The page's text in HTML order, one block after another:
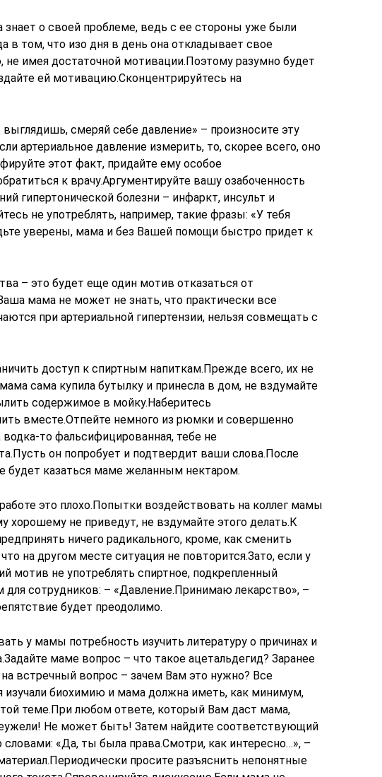
о своей проблеме, ведь с ее стороны уже были
в том, что изо дня в день она откладывает свое
не имея достаточной мотивации.Поэтому разумно будет
ей мотивацию.Сконцентрируйтесь на
смеряй себе давление» – произносите эту
артериальное давление измерить, то, скорее всего, оно
этот факт, придайте ему особое
к врачу.Аргументируйте вашу озабоченность
гипертонической болезни – инфаркт, инсульт и
не употреблять, например, такие фразы: «У тебя
уверены, мама и без Вашей помощи быстро придет к
– это будет еще один мотив отказаться от
мама не может не знать, что практически все
при артериальной гипертензии, нельзя совмещать с
доступ к спиртным напиткам.Прежде всего, их не
сама купила бутылку и принесла в дом, не вздумайте
содержимое в мойку.Наберитесь
вместе.Отпейте немного из рюмки и совершенно
то фальсифицированная, тебе не
он попробует и подтвердит ваши слова.После
будет казаться маме желанным нектаром.
это плохо.Попытки воздействовать на коллег мамы
хорошему не приведут, не вздумайте этого делать.К
ничего радикального, кроме, как сменить
на другом месте ситуация не повторится.Зато, если у
мотив не употреблять спиртное, подкрепленный
сотрудников: – «Давление.Принимаю лекарство», –
будет преодолимо.
у мамы потребность изучить литературу о причинах и
маме вопрос – что такое ацетальдегид? Заранее
встречный вопрос – зачем Вам это нужно? Все
биохимию и мама должна иметь, как минимум,
теме.При любом ответе, который Вам даст мама,
Не может быть! Затем найдите соответствующий
словами: «Да, ты была права.Смотри, как интересно…», –
просите разъяснить непонятные